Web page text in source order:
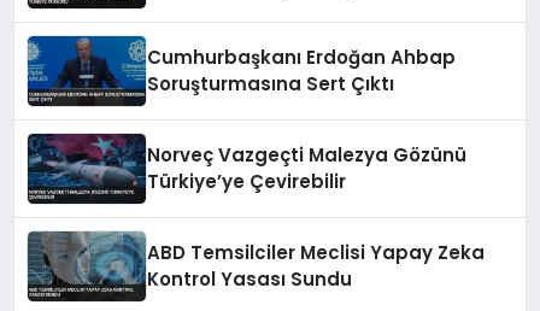
Cumhurbaşkanı Erdoğan Ahbap
Soruşturmasına Sert Çıktı
Norveç Vazgeçti Malezya Gözünü
Türkiye’ye Çevirebilir
ABD Temsilciler Meclisi Yapay Zeka
Kontrol Yasası Sundu